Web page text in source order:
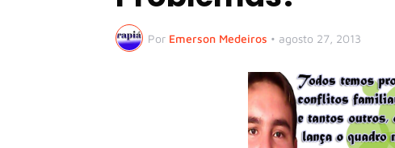
Por Emerson Medeiros • agosto 27, 2013